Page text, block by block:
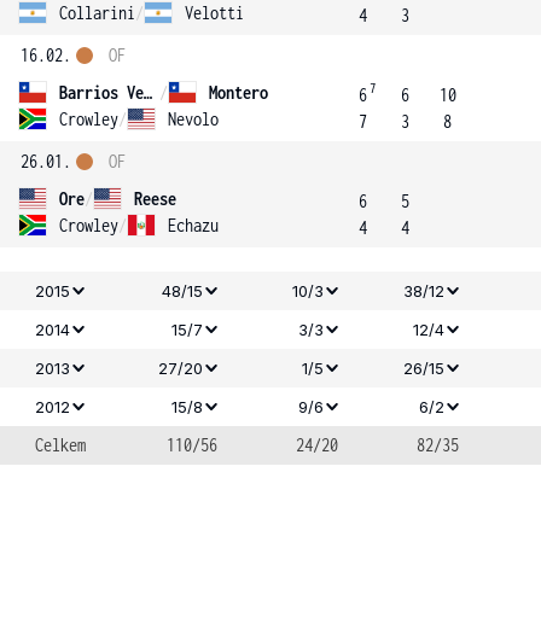
Collarini / Velotti
4
3
16.02.
Barrios Vera /
Montero
Crowley/ Nevolo
OF
67
7
6
3
10
8
26.01.
Ore/
Reese
Crowley/ Echazu
OF
6
4
5
4
2015 48/15 10/3
38/12
2014
15/7 3/3
12/4
2013
27/20 1/5
26/15
2012
15/8 9/6 6/2
Celkem 110/56 24/20 82/35